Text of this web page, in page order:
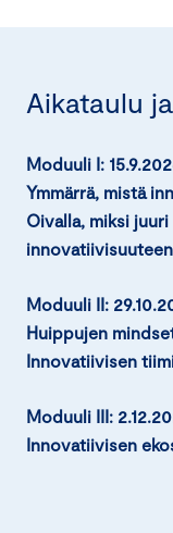
Aikataulu
Moduuli I:
Ymmärrä, mistä
Oivalla, miksi
Moduuli II:
Huippujen
Innovatiivisen
Moduuli III:
Innovatiivisen